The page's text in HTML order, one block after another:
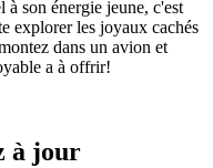
son énergie jeune, c'est
explorer les joyaux cachés
dans un avion et
a à offrir!
à jour